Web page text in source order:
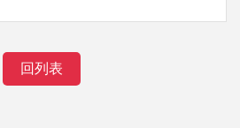
回列表